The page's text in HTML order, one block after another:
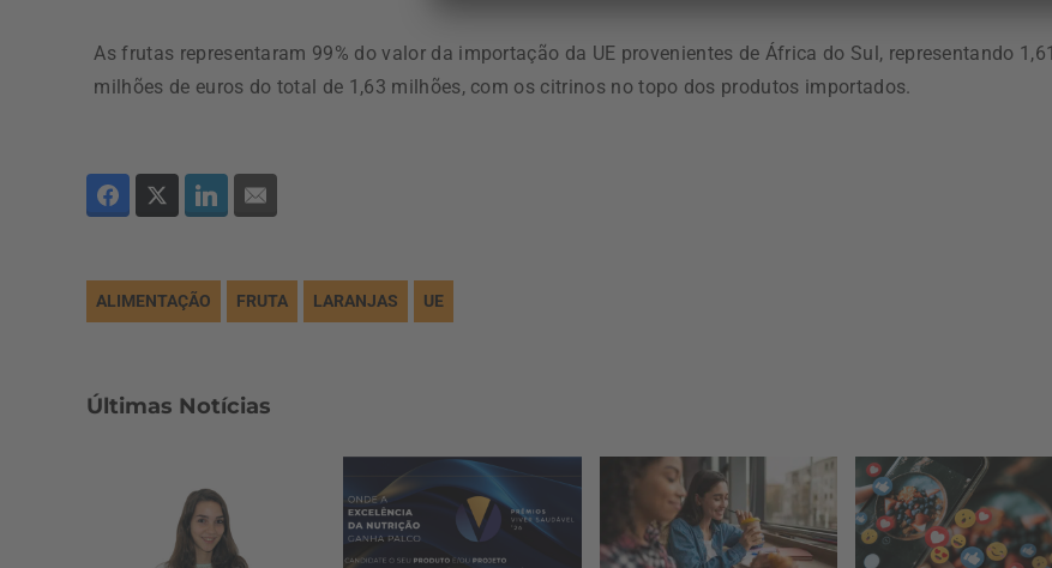
As frutas representaram 99% do valor da importação da UE provenientes de África do Sul, representando 1,61
milhões de euros do total de 1,63 milhões, com os citrinos no topo dos produtos importados.
ALIMENTAÇÃO FRUTA LARANJAS UE
Últimas Notícias